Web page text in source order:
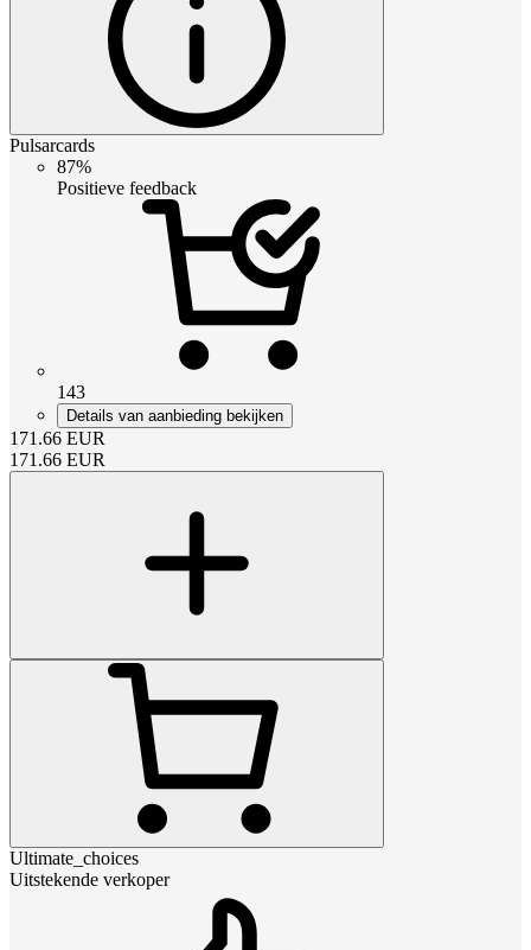
Pulsarcards
87%
Positieve feedback
143
Details van aanbieding bekijken
171.66 EUR
171.66 EUR
Ultimate_choices
Uitstekende verkoper